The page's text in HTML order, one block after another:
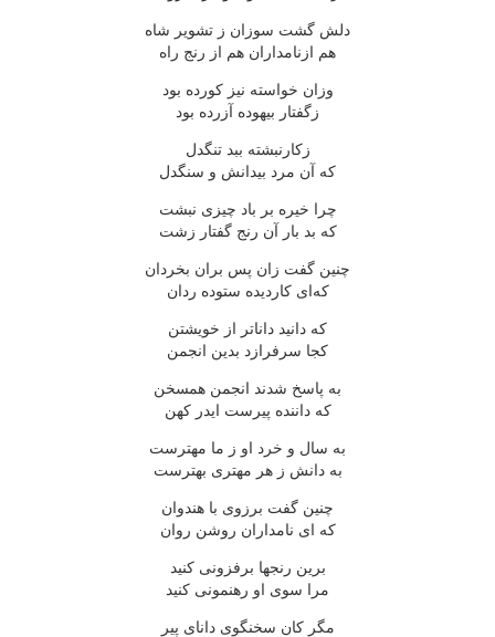
دلش گشت سوزان ز تشویر شاه
هم ازنامداران هم از رنج راه
وزان خواسته نیز کورده بود
زگفتار بیهوده آزرده بود
زکارنبشته ببد تنگدل
که آن مرد بیدانش و سنگدل
چرا خیره بر باد چیزی نبشت
که بد بار آن رنج گفتار زشت
چنین گفت زان پس بران بخردان
که‌ای کاردیده ستوده ردان
که دانید داناتر از خویشتن
کجا سرفرازد بدین انجمن
به پاسخ شدند انجمن همسخن
که داننده پیرست ایدر کهن
به سال و خرد او ز ما مهترست
به دانش ز هر مهتری بهترست
چنین گفت برزوی با هندوان
که ای نامداران روشن روان
برین رنجها برفزونی کنید
مرا سوی او رهنمونی کنید
مگر کان سخنگوی دانای پیر